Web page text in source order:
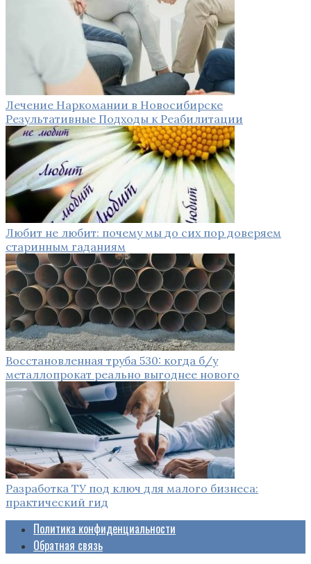
Лечение Наркомании в Новосибирске
Результативные Подходы к Реабилитации
Любит не любит: почему мы до сих пор доверяем
старинным гаданиям
Восстановленная труба 530: когда б/у
металлопрокат реально выгоднее нового
Разработка ТУ под ключ для малого бизнеса:
практический гид
Политика конфиденциальности
Обратная связь